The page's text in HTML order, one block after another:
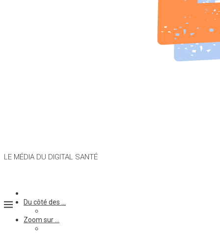
LE MÉDIA DU DIGITAL SANTÉ
Du côté des …
Zoom sur …